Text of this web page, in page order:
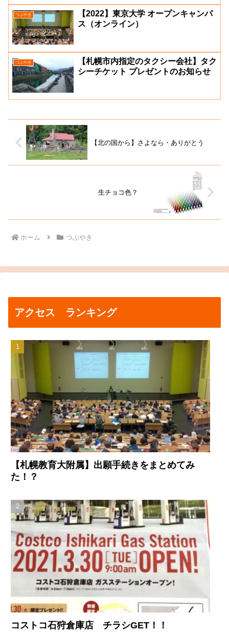
つぶやき
【2022】東京大学 オープンキャンパ
ス（オンライン）
つぶやき
【札幌市内指定のタクシー会社】タク
シーチケット プレゼントのお知らせ
【北の国から】さよなら・ありがとう
生チョコ色？
ホーム つぶやき
アクセス ランキング
【札幌教育大附属】出願手続きをまとめてみ
た！？
コストコ石狩倉庫店 チラシGET！！